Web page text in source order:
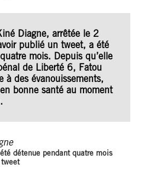
Diagne, arrêtée le 2
publié un tweet, a été
mois. Depuis qu’elle
de Liberté 6, Fatou
à des évanouissements,
bonne santé au moment
détenue pendant quatre mois